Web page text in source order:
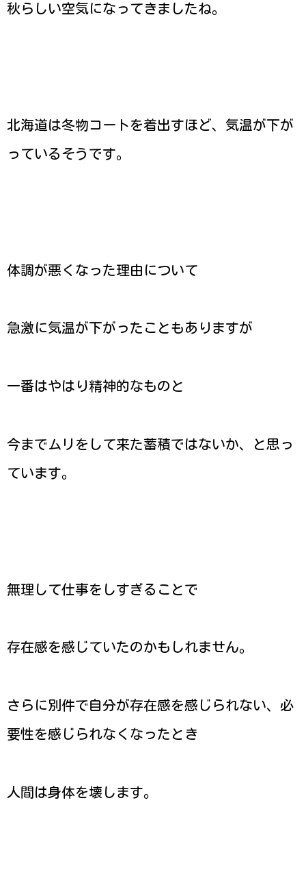
秋らしい空気になってきましたね。
北海道は冬物コートを着出すほど、気温が下が
っているそうです。
体調が悪くなった理由について
急激に気温が下がったこともありますが
一番はやはり精神的なものと
今までムリをして来た蓄積ではないか、と思っ
ています。
無理して仕事をしすぎることで
存在感を感じていたのかもしれません。
さらに別件で自分が存在感を感じられない、必
要性を感じられなくなったとき
人間は身体を壊します。